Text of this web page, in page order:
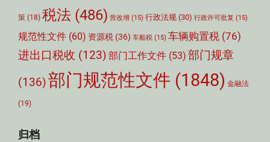
策 (18) 税法 (486) 营改增 (15) 行政法规 (30) 行政许可批复 (15)
规范性文件 (60) 资源税 (36) 车船税 (15) 车辆购置税 (76)
进出口税收 (123) 部门工作文件 (53) 部门规章
(136)部门规范性文件 (1848) 金融法
(19)
归档